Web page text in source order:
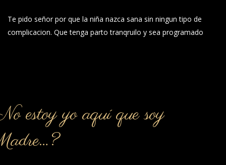
Te pido señor por que la niña nazca sana sin ningun tipo de
complicacion. Que tenga parto tranqruilo y sea programado
estoy yo aquí que soy